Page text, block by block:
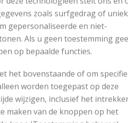
zoals surfgedrag of
gepersonaliseerde en niet-
Als u geen toestemming
op bepaalde functies.
het bovenstaande of om
worden toegepast op deze
wijzigen, inclusief het
maken van de knoppen op het
3 en zwart. Brei 11 cm in
en meerder hierin verdeeld 13
in het streeppatroon. Brei tot
de armsgaten elke 2e nld: 1 keer
een armsgathoogte van 27 (28
deel apart verder. Kant daarbij,
voor de schouder elke 2e
10 st; voor large 3 keer 11 st.